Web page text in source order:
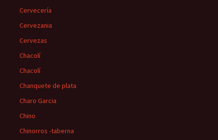
Cervecería
Cervezania
Cervezas
Chacolí
Chacolí
Chanquete de plata
Charo Garcia
Chino
Chinorros -taberna